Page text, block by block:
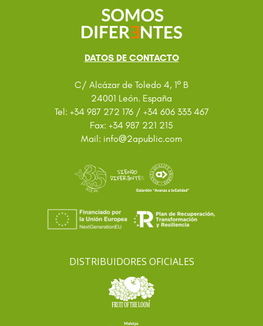
DATOS DE CONTACTO
C/ Alcázar de Toledo 4, 1º B
24001 León. España
Tel: +34 987 272 176 / +34 606 333 467
Fax: +34 987 221 215
Mail: info@2apublic.com
DISTRIBUIDORES OFICIALES